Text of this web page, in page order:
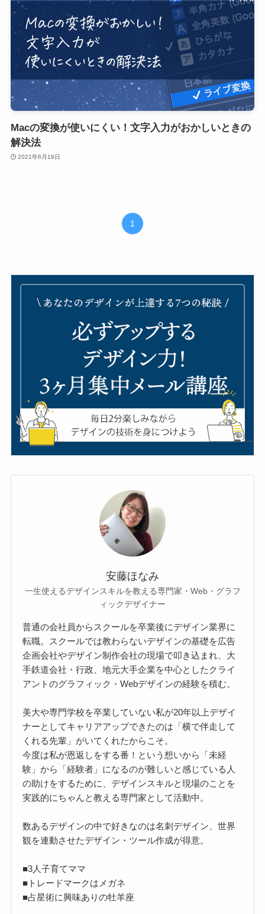
Macの変換が使いにくい！文字入力がおかしいときの
解決法
2021年6月19日
1
安藤ほなみ
一生使えるデザインスキルを教える専門家・Web・グラフ
ィックデザイナー
普通の会社員からスクールを卒業後にデザイン業界に
転職。スクールでは教わらないデザインの基礎を広告
企画会社やデザイン制作会社の現場で叩き込まれ、大
手鉄道会社・行政、地元大手企業を中心としたクライ
アントのグラフィック・Webデザインの経験を積む。
美大や専門学校を卒業していない私が20年以上デザイ
ナーとしてキャリアアップできたのは「横で伴走して
くれる先輩」がいてくれたからこそ。
今度は私が恩返しをする番！という想いから「未経
験」から「経験者」になるのが難しいと感じている人
の助けをするために、デザインスキルと現場のことを
実践的にちゃんと教える専門家として活動中。
数あるデザインの中で好きなのは名刺デザイン、世界
観を連動させたデザイン・ツール作成が得意。
■3人子育てママ
■トレードマークはメガネ
■占星術に興味ありの牡羊座